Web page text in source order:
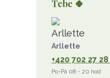
diamant
kunzit
křišťál
olivín
opál
perleť
Tebe 🍀
Arllette
+420 702 27
Po-Pá 08 - 20 hod